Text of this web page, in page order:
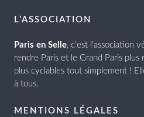
L’ASSOCIATION
Paris en Selle, c’est l’association
rendre Paris et le Grand Paris plus
plus cyclables tout simplement !
à tous.
MENTIONS LÉGALES